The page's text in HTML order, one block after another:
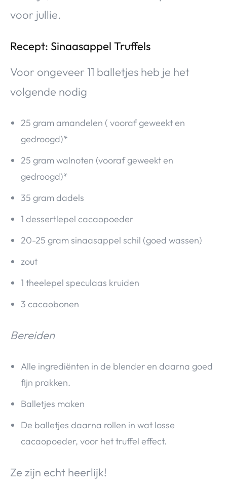
voor jullie.
Recept: Sinaasappel Truffels
Voor ongeveer 11 balletjes heb je het
volgende nodig
25 gram amandelen ( vooraf geweekt en
gedroogd)*
25 gram walnoten (vooraf geweekt en
gedroogd)*
35 gram dadels
1 dessertlepel cacaopoeder
20-25 gram sinaasappel schil (goed wassen)
zout
1 theelepel speculaas kruiden
3 cacaobonen
Bereiden
Alle ingrediënten in de blender en daarna goed
fijn prakken.
Balletjes maken
De balletjes daarna rollen in wat losse
cacaopoeder, voor het truffel effect.
Ze zijn echt heerlijk!